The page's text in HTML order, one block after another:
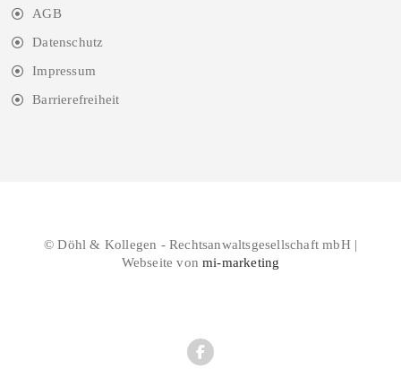
AGB
Datenschutz
Impressum
Barrierefreiheit
© Döhl & Kollegen - Rechtsanwaltsgesellschaft mbH |
Webseite vonmi-marketing